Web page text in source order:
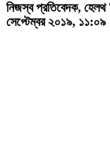
নিজস্ব প্রতিবেদক,
সেপ্টেম্বর ২০১৯, ১১:০৯